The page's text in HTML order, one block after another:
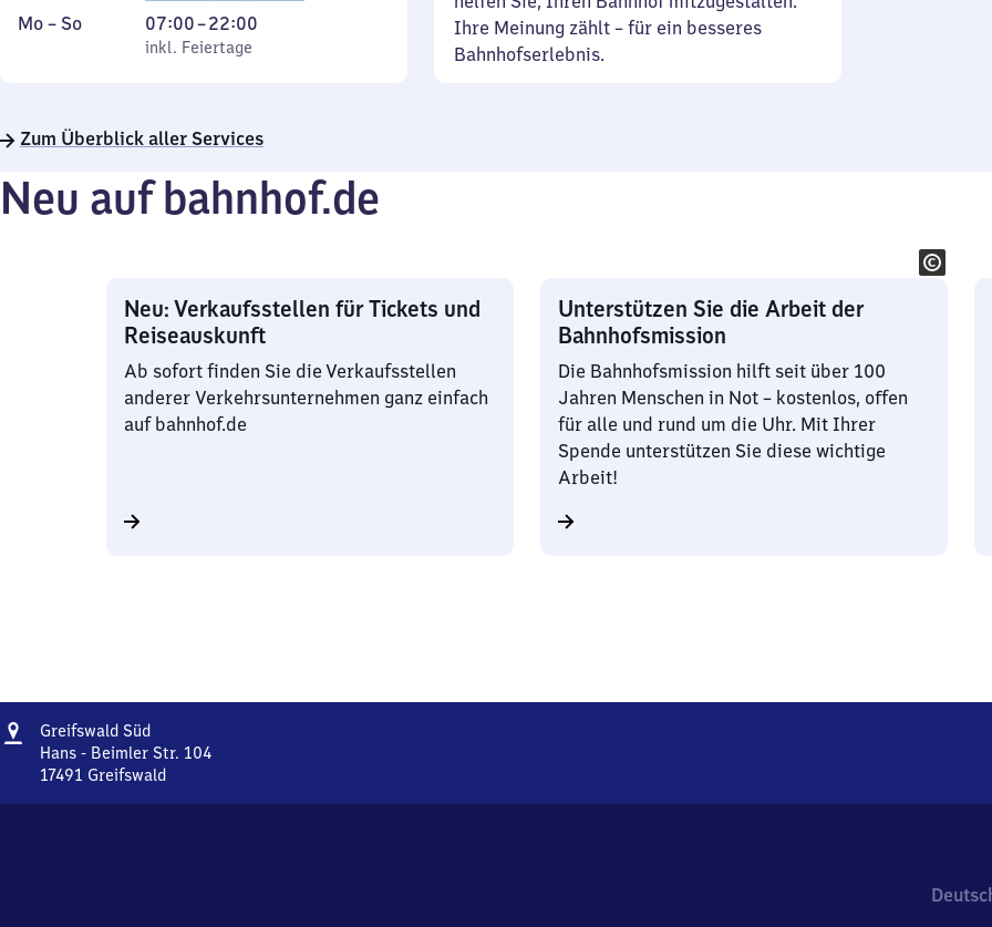
Montag
Mo – So,
inkl. Feiertage
07:00–22:00
Von
7
22
inkl. Feiertage
Ihre Meinung zählt – für ein besseres
Bahnhofserlebnis.
Zum Überblick aller Services
Neu auf bahnhof.de
Neu: Verkaufsstellen für Tickets und
Reiseauskunft
Ab sofort finden Sie die Verkaufsstellen
anderer Verkehrsunternehmen ganz einfach
auf bahnhof.de
Unterstützen Sie die Arbeit der
Bahnhofsmission
Die Bahnhofsmission hilft seit über 100
Jahren Menschen in Not – kostenlos, offen
für alle und rund um die Uhr. Mit Ihrer
Spende unterstützen Sie diese wichtige
Arbeit!
Adresse
Greifswald SüdGreifswald
Süd
Hans - Beimler Str. 104
17491 Greifswald